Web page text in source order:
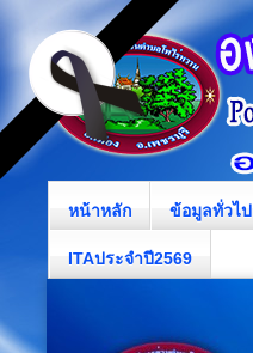
หน้าหลัก ข้อมูลทั่วไป
ITAประจำปี2569